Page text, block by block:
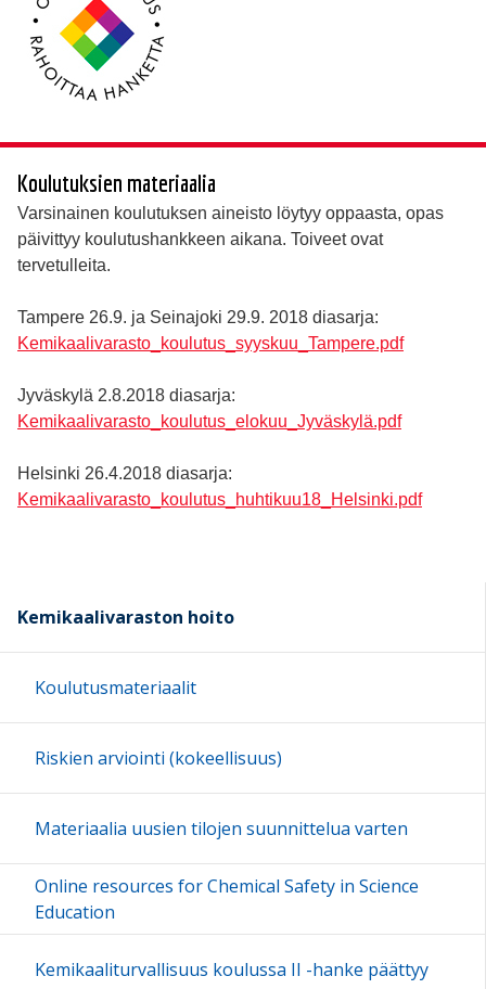
Koulutuksien materiaalia
Varsinainen koulutuksen aineisto löytyy oppaasta, opas
päivittyy koulutushankkeen aikana. Toiveet ovat
tervetulleita.
Tampere 26.9. ja Seinajoki 29.9. 2018 diasarja:
Kemikaalivarasto_koulutus_syyskuu_Tampere.pdf
Jyväskylä 2.8.2018 diasarja:
Kemikaalivarasto_koulutus_elokuu_Jyväskylä.pdf
Helsinki 26.4.2018 diasarja:
Kemikaalivarasto_koulutus_huhtikuu18_Helsinki.pdf
Kemikaalivaraston hoito
Koulutusmateriaalit
Riskien arviointi (kokeellisuus)
Materiaalia uusien tilojen suunnittelua varten
Online resources for Chemical Safety in Science
Education
Kemikaaliturvallisuus koulussa II -hanke päättyy